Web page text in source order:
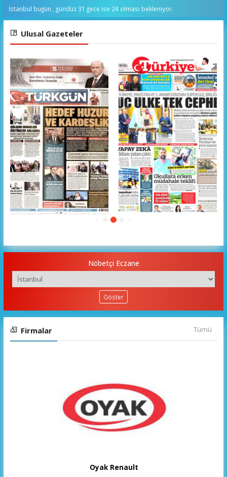
İstanbul bugün , gündüz 31 gece ise 24 olması bekleniyor.
Ulusal Gazeteler
Nöbetçi Eczane
Göster
Firmalar Tümü
Toyota